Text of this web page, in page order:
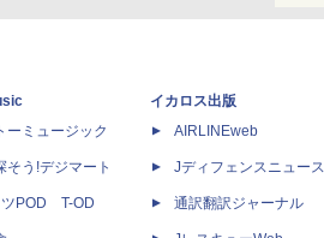
ーミュージック
そう!デジマート
ツPOD T-OD
イカロス出版
AIRLINEweb
Jディフェンスニュース
通訳翻訳ジャーナル